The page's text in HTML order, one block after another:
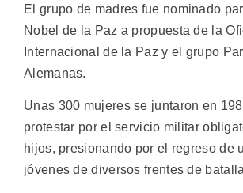
El grupo de madres fue nominado
Nobel de la Paz a propuesta de la
Internacional de la Paz y el grupo
Alemanas.
Unas 300 mujeres se juntaron en
protestar por el servicio militar
hijos, presionando por el regreso de
jóvenes de diversos frentes de